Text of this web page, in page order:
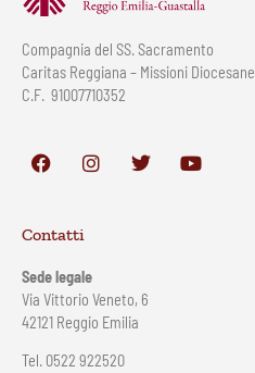
Compagnia del SS. Sacramento
Caritas Reggiana – Missioni Diocesane
C.F. 91007710352
Contatti
Sede legale
Via Vittorio Veneto, 6
42121 Reggio Emilia
Tel. 0522 922520